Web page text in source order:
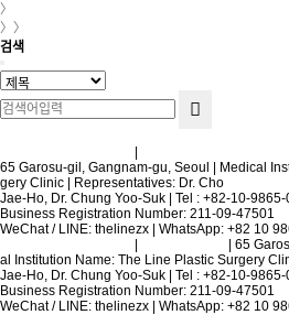
〉
〉〉
검색
|
65 Garosu-gil, Gangnam-gu, Seoul | Medical
gery Clinic | Representatives: Dr. Cho
Jae-Ho, Dr. Chung Yoo-Suk | Tel : +82-10-9865-
Business Registration Number: 211-09-47501
WeChat / LINE: thelinezx | WhatsApp: +82 10
|
| 65
al Institution Name: The Line Plastic Surgery
Jae-Ho, Dr. Chung Yoo-Suk | Tel : +82-10-9865-
Business Registration Number: 211-09-47501
WeChat / LINE: thelinezx | WhatsApp: +82 10